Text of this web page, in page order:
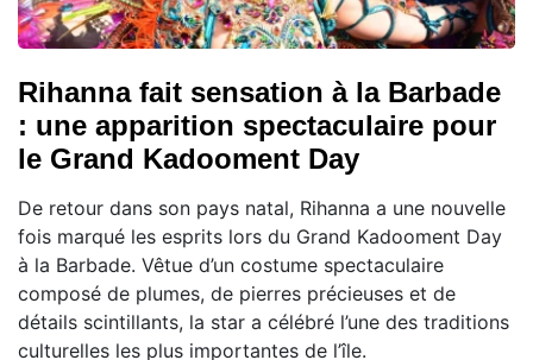
Rihanna fait sensation à la Barbade
: une apparition spectaculaire pour
le Grand Kadooment Day
De retour dans son pays natal, Rihanna a une nouvelle
fois marqué les esprits lors du Grand Kadooment Day
à la Barbade. Vêtue d’un costume spectaculaire
composé de plumes, de pierres précieuses et de
détails scintillants, la star a célébré l’une des traditions
culturelles les plus importantes de l’île.